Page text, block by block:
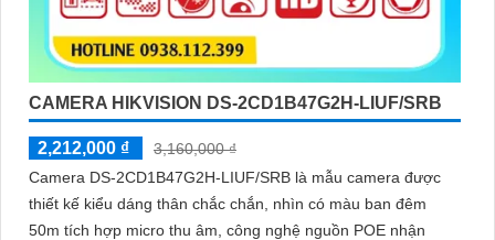
CAMERA HIKVISION DS-2CD1B47G2H-LIUF/SRB
2,212,000 ₫
3,160,000 ₫
Camera DS-2CD1B47G2H-LIUF/SRB là mẫu camera được
thiết kế kiểu dáng thân chắc chắn, nhìn có màu ban đêm
50m tích hợp micro thu âm, công nghệ nguồn POE nhận